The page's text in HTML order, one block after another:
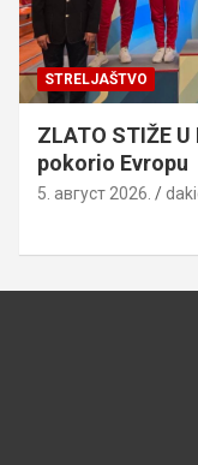
STRELJAŠTVO
ZLATO STIŽE
pokorio Evropu
5. август 2026.